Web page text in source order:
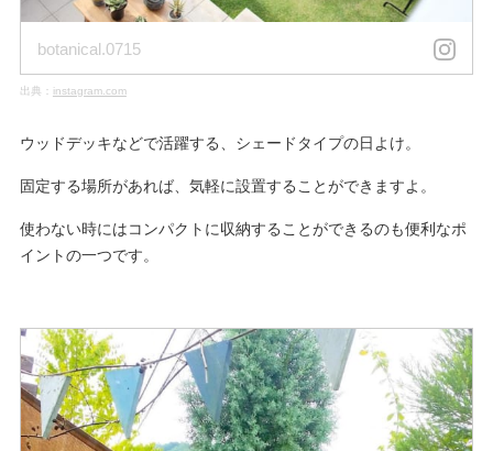
botanical.0715
出典： instagram.com
ウッドデッキなどで活躍する、シェードタイプの日よけ。
固定する場所があれば、気軽に設置することができますよ。
使わない時にはコンパクトに収納することができるのも便利なポ
イントの一つです。